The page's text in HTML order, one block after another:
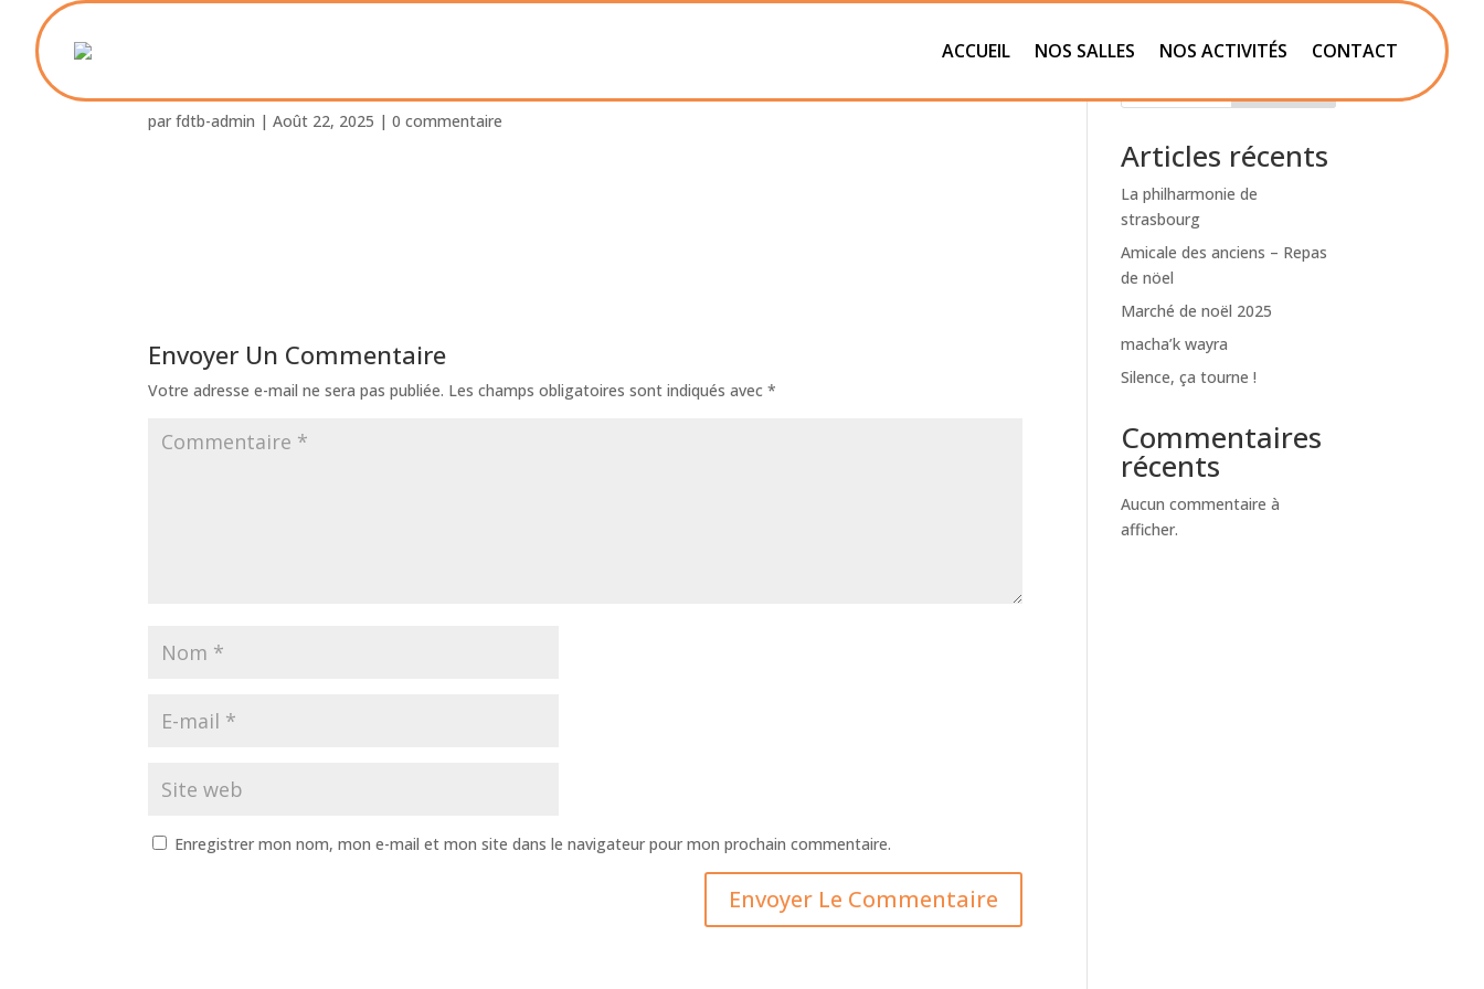
ACCUEIL NOS SALLES NOS ACTIVITÉS CONTACT
parfdtb-admin |Août 22, 2025 |0 commentaire
Envoyer Un Commentaire
Votre adresse e-mail ne sera pas publiée. Les champs obligatoires sont indiqués avec*
Enregistrer mon nom, mon e-mail et mon site dans le navigateur pour mon prochain commentaire.
Articles récents
La philharmonie de
strasbourg
Amicale des anciens – Repas
de nöel
Marché de noël 2025
macha’k wayra
Silence, ça tourne !
Commentaires
récents
Aucun commentaire à
afficher.